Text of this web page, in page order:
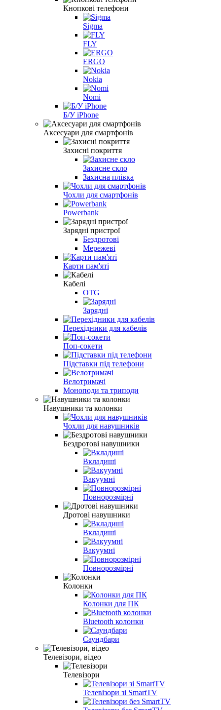
Кнопкові телефони
Sigma
FLY
ERGO
Nokia
Nomi
Б/У iPhone
Аксесуари для смартфонів
Захисні покриття
Захисне скло
Захисна плівка
Чохли для смартфонів
Powerbank
Зарядні пристрої
Бездротові
Мережеві
Карти пам'яті
Кабелі
OTG
Зарядні
Перехідники для кабелів
Поп-сокети
Підставки під телефони
Велотримачі
Моноподи та триподи
Навушники та колонки
Чохли для навушників
Бездротові навушники
Вкладиші
Вакуумні
Повнорозмірні
Дротові навушники
Вкладиші
Вакуумні
Повнорозмірні
Колонки
Колонки для ПК
Bluetooth колонки
Саундбари
Телевізори, відео
Телевізори
Телевізори зі SmartTV